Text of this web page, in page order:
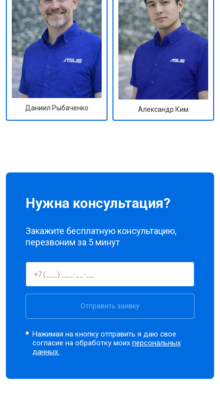
Даниил Рыбаченко Александр Ким
Нужна консультация?
Закажите бесплатную консультацию,
перезвоним за 5 минут
Отправить заявку
Нажимая на кнопку отправить я даю свое
согласие на обработку моихперсональных
данных.